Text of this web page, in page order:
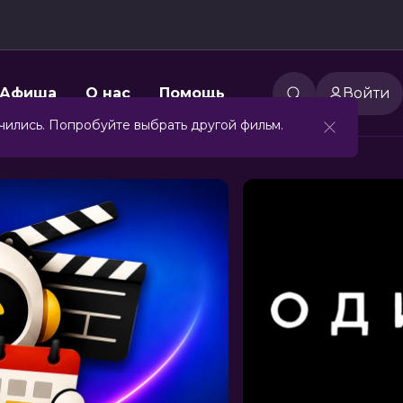
Афиша О нас Помощь Войти
Попробуйте выбрать другой фильм.